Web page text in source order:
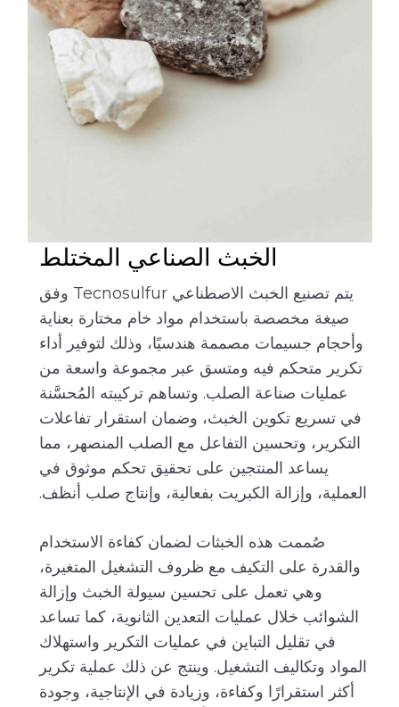
الخبث الصناعي المختلط
يتم تصنيع الخبث الاصطناعي Tecnosulfur وفق
صيغة مخصصة باستخدام مواد خام مختارة بعناية
وأحجام جسيمات مصممة هندسيًا، وذلك لتوفير أداء
تكرير متحكم فيه ومتسق عبر مجموعة واسعة من
عمليات صناعة الصلب. وتساهم تركيبته المُحسَّنة
في تسريع تكوين الخبث، وضمان استقرار تفاعلات
التكرير، وتحسين التفاعل مع الصلب المنصهر، مما
يساعد المنتجين على تحقيق تحكم موثوق في
العملية، وإزالة الكبريت بفعالية، وإنتاج صلب أنظف.
صُممت هذه الخبثات لضمان كفاءة الاستخدام
والقدرة على التكيف مع ظروف التشغيل المتغيرة،
وهي تعمل على تحسين سيولة الخبث وإزالة
الشوائب خلال عمليات التعدين الثانوية، كما تساعد
في تقليل التباين في عمليات التكرير واستهلاك
المواد وتكاليف التشغيل. وينتج عن ذلك عملية تكرير
أكثر استقرارًا وكفاءة، وزيادة في الإنتاجية، وجودة